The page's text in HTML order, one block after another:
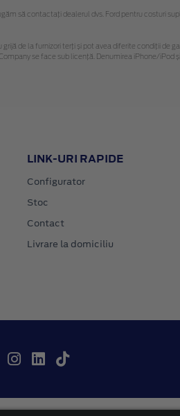
să contactaţi dealerul dvs. Ford pentru costuri
de la furnizori terți și pot avea diferite condiții de
se face sub licență. Denumirea iPhone/
LINK-URI RAPIDE
Configurator
Stoc
Contact
Livrare la domiciliu